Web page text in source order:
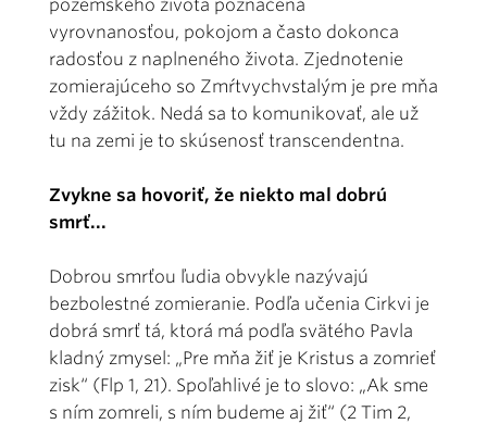
pozemského života poznačená
vyrovnanosťou, pokojom a často dokonca
radosťou z naplneného života. Zjednotenie
zomierajúceho so Zmŕtvychvstalým je pre mňa
vždy zážitok. Nedá sa to komunikovať, ale už
tu na zemi je to skúsenosť transcendentna.
Zvykne sa hovoriť, že niekto mal dobrú
smrť...
Dobrou smrťou ľudia obvykle nazývajú
bezbolestné zomieranie. Podľa učenia Cirkvi je
dobrá smrť tá, ktorá má podľa svätého Pavla
kladný zmysel: „Pre mňa žiť je Kristus a zomrieť
zisk“ (Flp 1, 21). Spoľahlivé je to slovo: „Ak sme
s ním zomreli, s ním budeme aj žiť“ (2 Tim 2,